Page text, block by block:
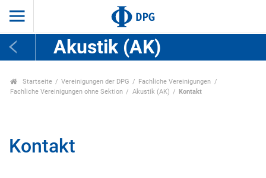
Akustik (AK)
Startseite Vereinigungen der DPG
Fachliche Vereinigungen
Fachliche Vereinigungen ohne Sektion
Akustik (AK) Kontakt
Kontakt